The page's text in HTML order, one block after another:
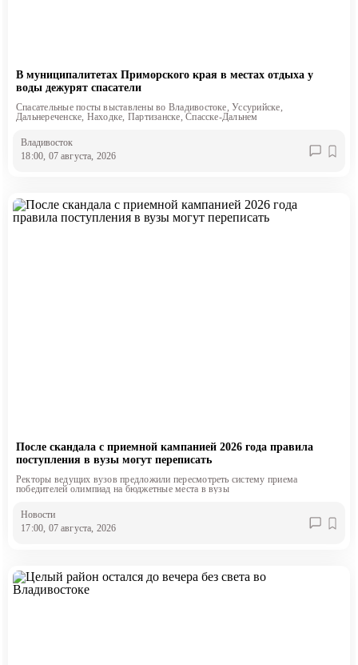
В муниципалитетах Приморского края в местах отдыха у
воды дежурят спасатели
Спасательные посты выставлены во Владивостоке, Уссурийске,
Дальнереченске, Находке, Партизанске, Спасске-Дальнем
Владивосток
18:00, 07 августа, 2026
После скандала с приемной кампанией 2026 года правила
поступления в вузы могут переписать
Ректоры ведущих вузов предложили пересмотреть систему приема
победителей олимпиад на бюджетные места в вузы
Новости
17:00, 07 августа, 2026